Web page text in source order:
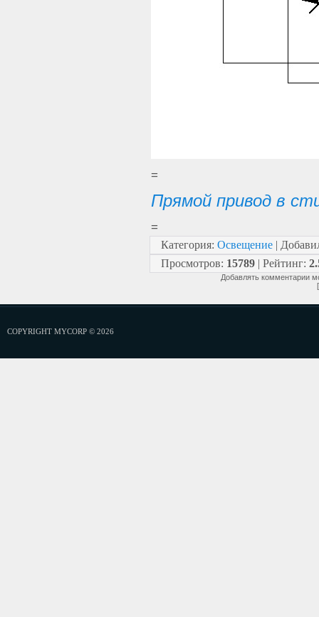
=
Прямой привод в
=
Категория: Освещение |
Просмотров: 15789 | Рейтинг:
Добавлять комментарии
COPYRIGHT MYCORP © 2026